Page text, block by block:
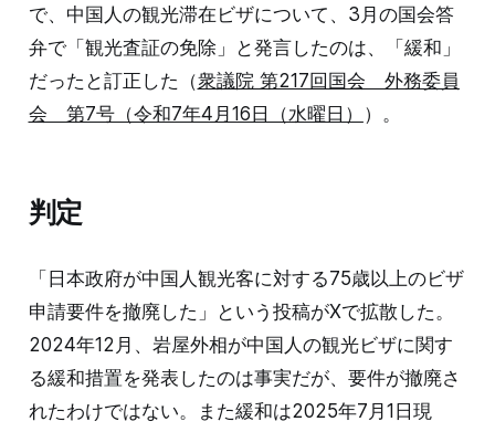
で、中国人の観光滞在ビザについて、3月の国会答
弁で「観光査証の免除」と発言したのは、「緩和」
だったと訂正した（衆議院 第217回国会 外務委員
会 第7号（令和7年4月16日（水曜日）
）。
判定
「日本政府が中国人観光客に対する75歳以上のビザ
申請要件を撤廃した」という投稿がXで拡散した。
2024年12月、岩屋外相が中国人の観光ビザに関す
る緩和措置を発表したのは事実だが、要件が撤廃さ
れたわけではない。また緩和は2025年7月1日現